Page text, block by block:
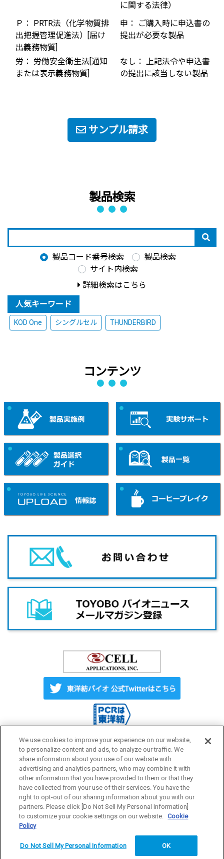
に関する法律）
Ｐ： PRTR法（化学物質排
出把握管理促進法）[届け
出義務物質]
申： ご購入時に申込書の
提出が必要な製品
労： 労働安全衛生法[通知
または表示義務物質]
なし： 上記法令や申込書
の提出に該当しない製品
サンプル請求
製品検索
製品コード番号検索
製品検索
サイト内検索
詳細検索はこちら
人気キーワード
KOD One シングルセル THUNDERBIRD
コンテンツ
Label License ご利用にあたって
プライバシーポリシー サイトマップ
Copyright © 1996-2026 TOYOBO CO., LTD. All rights reserved.
We use cookies to improve your experience on our website,
to personalize content and ads, to analyze our traffic. We
share information about your use of our website with
advertising and analytics partners, who may combine it with
other information that you have provided to them or that they
have collected from your use of their services. You have the
right to opt-out of our sharing information about you with our
partners. Please click [Do Not Sell My Personal Information]
to customize your cookie settings on our website. Cookie
Policy
Do Not Sell My Personal Information OK